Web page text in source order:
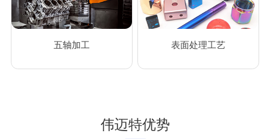
五轴加工 表面处理工艺
伟迈特优势